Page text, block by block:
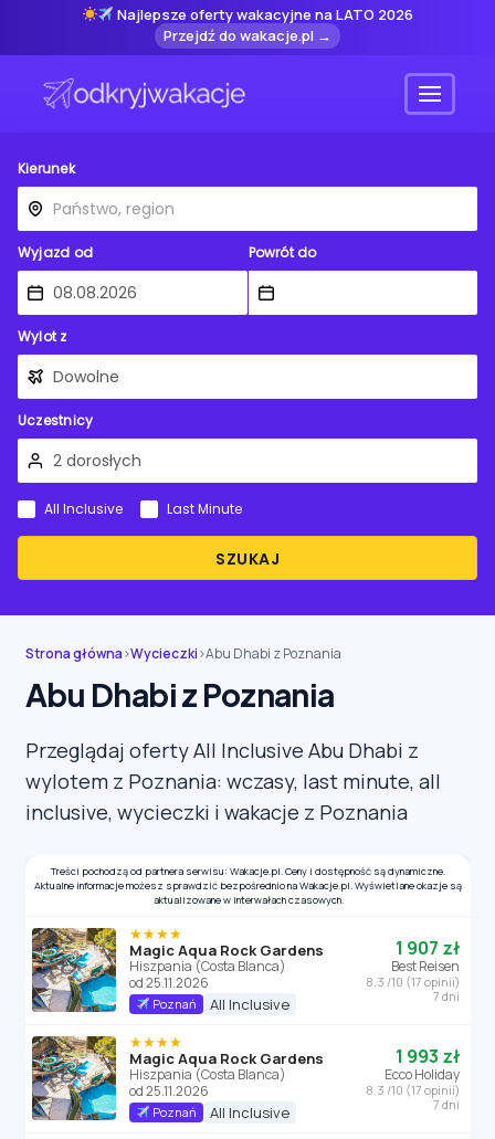
Najlepsze oferty wakacyjne na LATO 2026
Przejdź do wakacje.pl →
Menu
Kierunek
Wyjazd od Powrót do
Wylot z
Uczestnicy
SZUKAJ
All Inclusive Last Minute
Strona główna›Wycieczki›Abu Dhabi z Poznania
Abu Dhabi z Poznania
Przeglądaj oferty All Inclusive Abu Dhabi z
wylotem z Poznania: wczasy, last minute, all
inclusive, wycieczki i wakacje z Poznania
Treści pochodzą od partnera serwisu: Wakacje.pl. Ceny i dostępność są dynamiczne.
Aktualne informacje możesz sprawdzić bezpośrednio na Wakacje.pl. Wyświetlane okazje są
aktualizowane w interwałach czasowych.
★★★★
Magic Aqua Rock Gardens
Hiszpania (Costa Blanca)
od 25.11.2026
Poznań All Inclusive
1 907 zł
Best Reisen
8.3 /10 (17 opinii)
7 dni
★★★★
Magic Aqua Rock Gardens
Hiszpania (Costa Blanca)
od 25.11.2026
Poznań All Inclusive
1 993 zł
Ecco Holiday
8.3 /10 (17 opinii)
7 dni